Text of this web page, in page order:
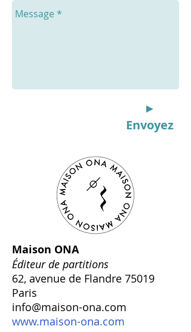
►
Envoyez
Maison ONA
Éditeur de partitions
62, avenue de Flandre 75019
Paris
info@maison-ona.com
www.maison-ona.com